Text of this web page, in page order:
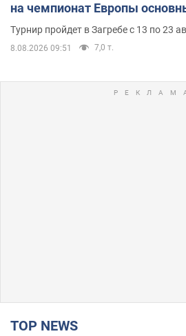
на чемпионат Европы
Турнир пройдет в Загребе с 13 по 23
8.08.2026 09:51 7,0 т.
TOP NEWS